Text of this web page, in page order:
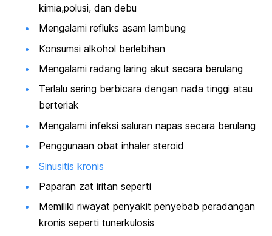
kimia,polusi, dan debu
Mengalami refluks asam lambung
Konsumsi alkohol berlebihan
Mengalami radang laring akut secara berulang
Terlalu sering berbicara dengan nada tinggi atau
berteriak
Mengalami infeksi saluran napas secara berulang
Penggunaan obat inhaler steroid
Sinusitis kronis
Paparan zat iritan seperti
Memiliki riwayat penyakit penyebab peradangan
kronis seperti tunerkulosis